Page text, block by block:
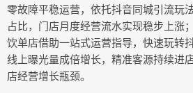
零故障平稳运营，依托抖音同城引流玩
占比，门店月度经营流水实现稳步上涨
饮单店借助一站式运营指导，快速玩转
线上曝光量成倍增长，精准客源持续进
店经营增长瓶颈。